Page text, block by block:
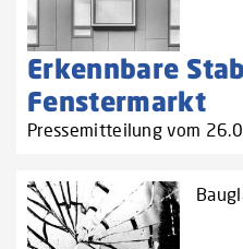
Erkennbare
Fenstermarkt
Pressemitteilung vom